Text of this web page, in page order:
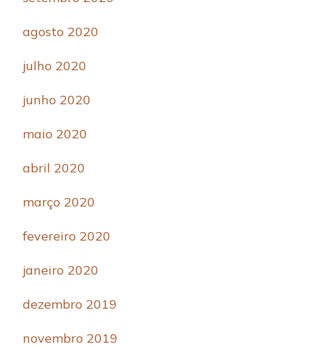
agosto 2020
julho 2020
junho 2020
maio 2020
abril 2020
março 2020
fevereiro 2020
janeiro 2020
dezembro 2019
novembro 2019